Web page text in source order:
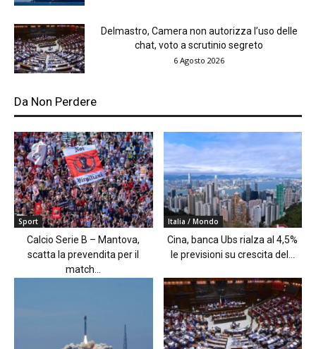
Delmastro, Camera non autorizza l’uso delle
chat, voto a scrutinio segreto
6 Agosto 2026
Da Non Perdere
Sport
Calcio Serie B – Mantova,
scatta la prevendita per il
match...
Italia / Mondo
Cina, banca Ubs rialza al 4,5%
le previsioni su crescita del...